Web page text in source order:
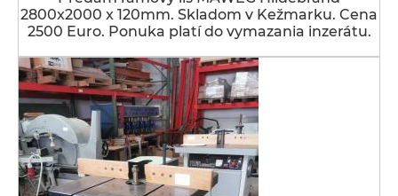
2800x2000 x 120mm. Skladom v Kežmarku. Cena
2500 Euro. Ponuka platí do vymazania inzerátu.